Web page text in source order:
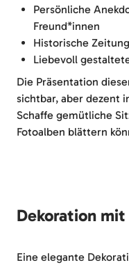
Persönliche
Freund*innen
Historische
Liebevoll
Die Präsentation
sichtbar, aber dezent
Schaffe gemütliche
Fotoalben blättern
Dekoration
Eine elegante